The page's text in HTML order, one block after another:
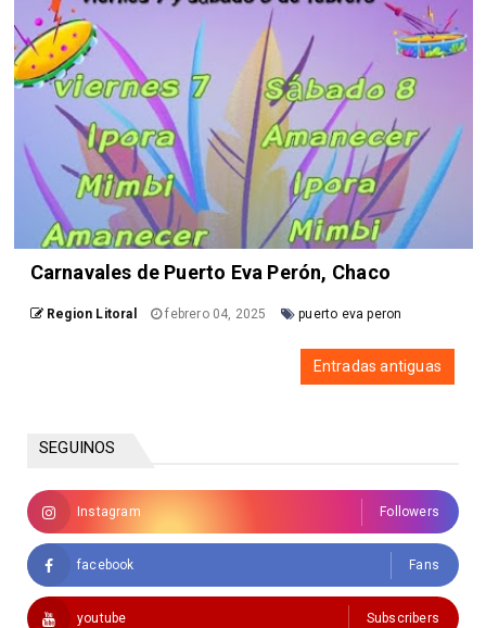
Carnavales de Puerto Eva Perón, Chaco
Region Litoral febrero 04, 2025 puerto eva peron
Entradas antiguas
SEGUINOS
Instagram Followers
facebook Fans
youtube Subscribers